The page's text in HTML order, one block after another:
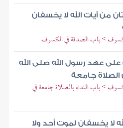
من آيات الله لا يخسفان
> باب الصدقة في الكسوف
عهد رسول الله صلى الله
جامعة
> باب النداء بالصلاة جامعة في
لا يخسفان لموت أحد ولا